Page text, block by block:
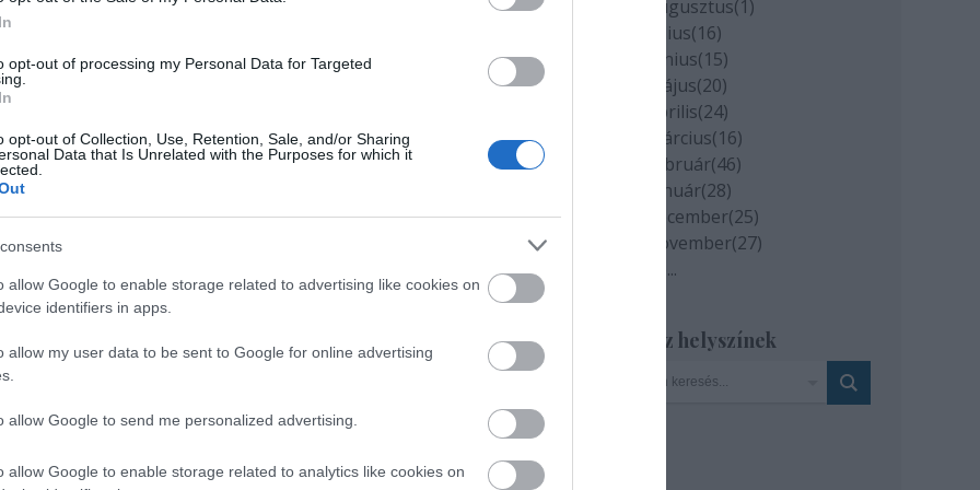
opt-out of processing my Personal Data for Targeted
opt-out of Collection, Use, Retention, Sale, and/or Sharing
Data that Is Unrelated with the Purposes for which it
allow Google to enable storage related to advertising like cookies on
identifiers in apps.
allow my user data to be sent to Google for online advertising
allow Google to send me personalized advertising.
allow Google to enable storage related to analytics like cookies on
általa alapított Színes Csokornyakkendősök Pártjáról,
alapításkor abba kellett hagynom a párt további
televízióban, de a nézők nagyon komolyan vették és a
rá kellet volna bólintanunk és már áramlott is volna
bejutnánk a parlamentbe" - véliBodrogi Gyula.
a világon, aztán jön egy másik divat. De nem
e a közönség megnézni. Ha jön a közönség, akkor
színháztól, mint a fene. Mi azért csináljuk, hogy a
mennyi humort sikerült átmentenie a 21.
segített átvészelni a viharos huszadik századot.
2020 augusztus(1)
2020 július(16)
2020 június(15)
2020 május(20)
2020 április(24)
2020 március(16)
2020 február(46)
2020 január(28)
2019 december(25)
2019 november(27)
...
Szinház helyszínek